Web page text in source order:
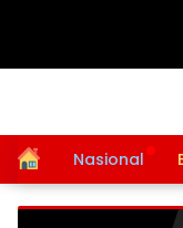
HomeNasional